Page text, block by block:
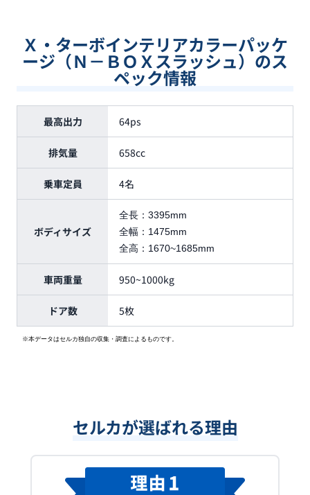
Ｘ・ターボインテリアカラーパッケ
ージ（Ｎ－ＢＯＸスラッシュ）のス
ペック情報
最高出力 64ps
排気量 658cc
乗車定員 4名
ボディサイズ
全長： 3395mm
全幅： 1475mm
全高： 1670~1685mm
車両重量 950~1000kg
ドア数 5枚
※本データはセルカ独自の収集・調査によるものです。
セルカが選ばれる理由